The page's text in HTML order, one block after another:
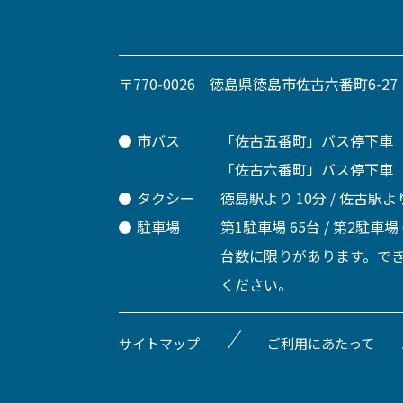
〒770-0026 徳島県徳島市佐古六番町6-27
市バス
「佐古五番町」バス停下
「佐古六番町」バス停下
タクシー
徳島駅より 10分 / 佐古駅
駐車場
第1駐車場 65台 / 第2駐車
台数に限りがあります。で
ください。
サイトマップ ご利用にあたって